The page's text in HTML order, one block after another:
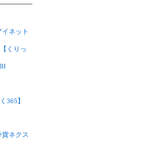
ネット
くりっ
365】
ネクス